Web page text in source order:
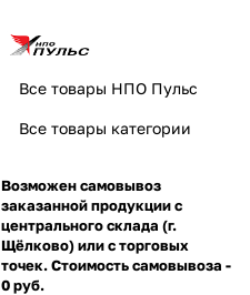
Все товары НПО Пульс
Все товары категории
Возможен самовывоз
заказанной продукции с
центрального склада (г.
Щёлково) или с торговых
точек. Стоимость самовывоза -
0 руб.